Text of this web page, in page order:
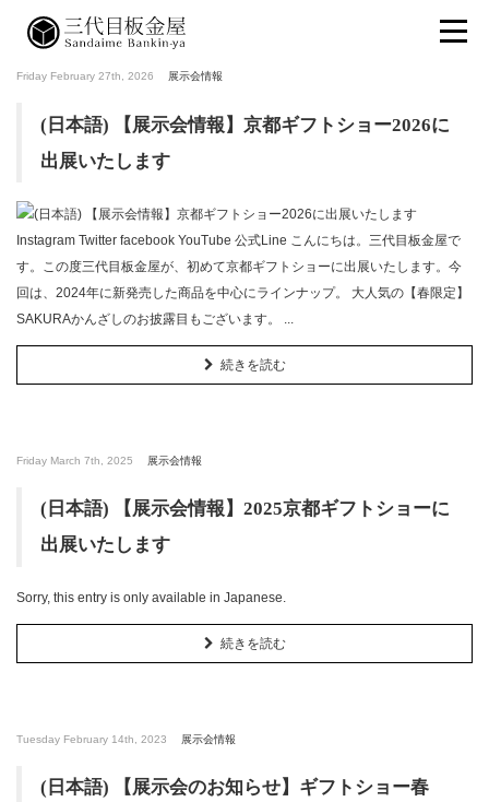
Friday February 27th, 2026 展示会情報
(日本語) 【展示会情報】京都ギフトショー2026に
出展いたします
Instagram Twitter facebook YouTube 公式Line こんにちは。三代目板金屋で
す。この度三代目板金屋が、初めて京都ギフトショーに出展いたします。今
回は、2024年に新発売した商品を中心にラインナップ。 大人気の【春限定】
SAKURAかんざしのお披露目もございます。 ...
続きを読む
Friday March 7th, 2025 展示会情報
(日本語) 【展示会情報】2025京都ギフトショーに
出展いたします
Sorry, this entry is only available in Japanese.
続きを読む
Tuesday February 14th, 2023 展示会情報
(日本語) 【展示会のお知らせ】ギフトショー春